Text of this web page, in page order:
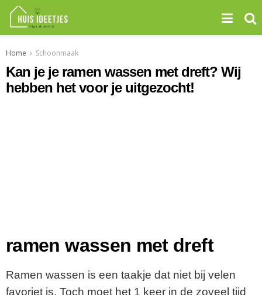
Home Schoonmaak
Kan je je ramen wassen met dreft? Wij
hebben het voor je uitgezocht!
ramen wassen met dreft
Ramen wassen is een taakje dat niet bij velen
favoriet is. Toch moet het 1 keer in de zoveel tijd